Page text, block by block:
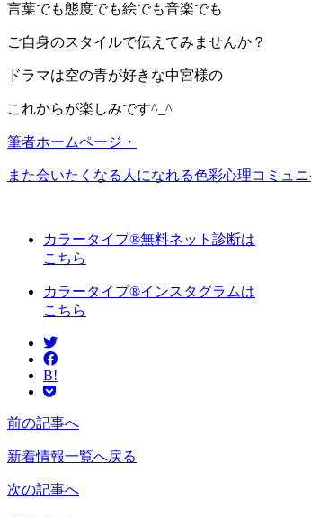
言葉でも態度でも絵でも音楽でも
ご自身のスタイルで伝えてみませんか？
ドラマは空の青が好きな中宮様の
これからが楽しみです^_^
筆者ホームページ・
また会いたくなる人になれる色彩心理コミュ
カラータイプ®無料ネット診断は
こちら
カラータイプ®インスタグラムは
こちら
B!
前の記事へ
新着情報一覧へ戻る
次の記事へ